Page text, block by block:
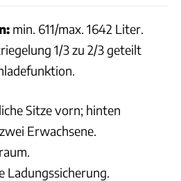
min. 611/max. 1642 Liter.
1/3 zu 2/3 geteilt
Sitze vorn; hinten
Erwachsene.
Ladungssicherung.